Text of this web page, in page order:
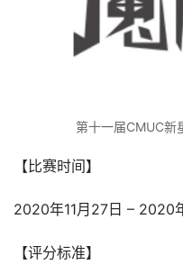
第十一届CMUC新
【比赛时间】
2020年11月27日 – 2020
【评分标准】